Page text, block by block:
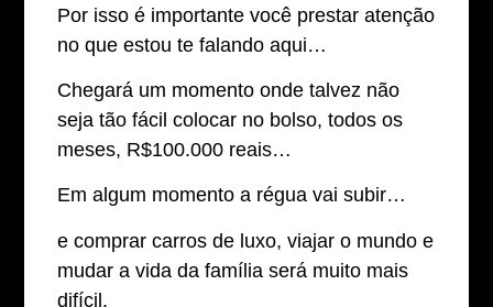
Por isso é importante você prestar atenção
no que estou te falando aqui…
Chegará um momento onde talvez não
seja tão fácil colocar no bolso, todos os
meses, R$100.000 reais…
Em algum momento a régua vai subir…
e comprar carros de luxo, viajar o mundo e
mudar a vida da família será muito mais
difícil.